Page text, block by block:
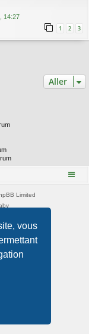
vous
14:27
1 2 3
Aller
Limited